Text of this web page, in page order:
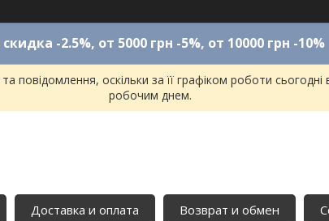
-2.5%, от 5000 грн -5%, от 10000 грн -10%
оскільки за її графіком роботи
робочим днем.
Доставка и оплата Возврат и обмен